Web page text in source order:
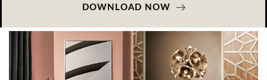
DOWNLOAD NOW